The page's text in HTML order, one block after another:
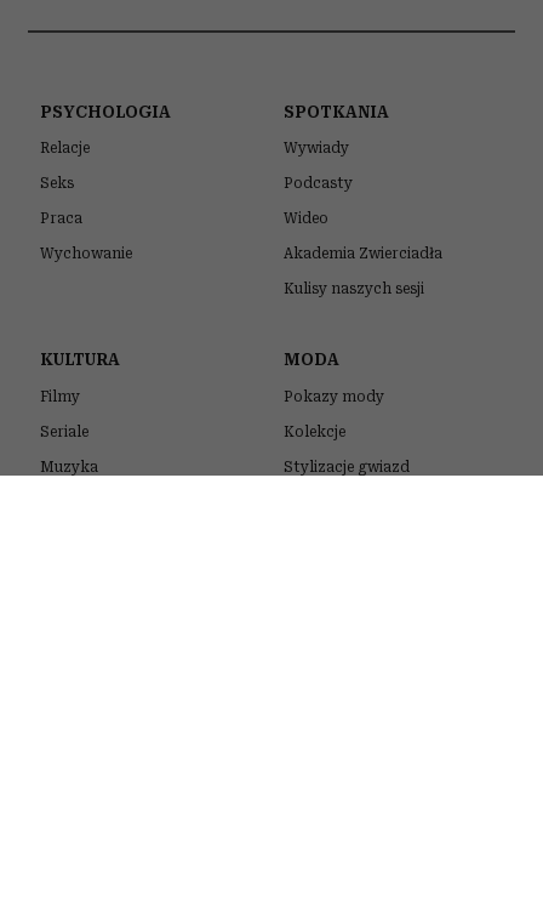
PSYCHOLOGIA
Relacje
Seks
Praca
Wychowanie
SPOTKANIA
Wywiady
Podcasty
Wideo
Akademia Zwierciadła
Kulisy naszych sesji
KULTURA
Filmy
Seriale
Muzyka
MODA
Pokazy mody
Kolekcje
Stylizacje gwiazd